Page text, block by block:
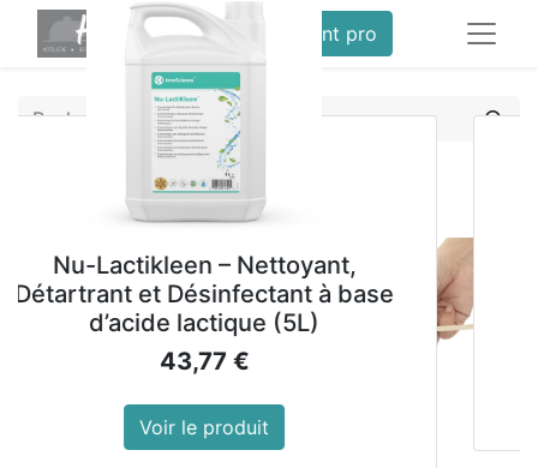
service client pro
Tous les produits
Agitateurs en bouleau Fiesta 190mm
Lactikleen – Nettoyant,
et Désinfectant à base
d’acide lactique (5L)
€
Voir le produit